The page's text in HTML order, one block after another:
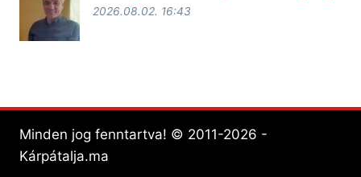
2026.08.02. 16:43
Minden jog fenntartva! © 2011-2026 -
Kárpátalja.ma